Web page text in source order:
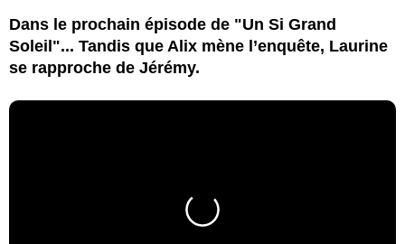
Dans le prochain épisode de "Un Si Grand
Soleil"... Tandis que Alix mène l’enquête, Laurine
se rapproche de Jérémy.